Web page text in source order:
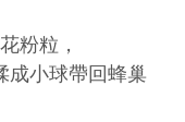
粉粒，
成小球帶回蜂巢